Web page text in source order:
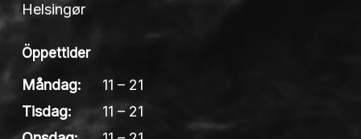
Helsingør
Öppettider
Måndag:
11 – 21
Tisdag:
11 – 21